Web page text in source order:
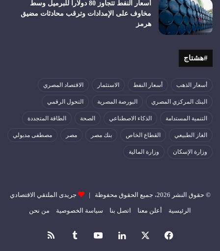
أسعار النفط تتجاوز 80 دولارا للبرميل وسط
مخاوف على الإمدادات وترقب محادثات مضيق
هرمز
#هشتاج
أسعار الذهب أسعار النفط الاستثمار الاقتصاد المصري
البنك المركزي المصري البورصة المصرية التحول الرقمي
التنمية المستدامة الذكاء الاصطناعي الصحة الطاقة المتجددة
الغاز الطبيعي القطاع الخاص بنك مصر مصر مصطفى مدبولي
وزارة الإسكان وزارة المالية
© حقوق النشر 2026، جميع الحقوق محفوظة | جريدى الملتقي الاقتصادي
الرئيسية أعلن معنا اتصل بنا سياسة الخصوصية من نحن
فيسبوك لينكدإن ‫YouTube